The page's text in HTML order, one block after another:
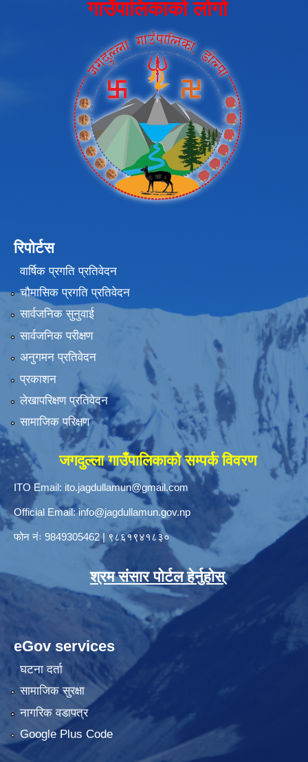
गाउँपालिकाको लोगो
रिपोर्टस
वार्षिक प्रगति प्रतिवेदन
चौमासिक प्रगति प्रतिवेदन
सार्वजनिक सुनुवाई
सार्वजनिक परीक्षण
अनुगमन प्रतिवेदन
प्रकाशन
लेखापरिक्षण प्रतिवेदन
सामाजिक परिक्षण
जगदुल्ला गाउँपालिकाको सम्पर्क विवरण
ITO Email: ito.jagdullamun@gmail.com
Official Email:info@jagdullamun.gov.np
फोन नंः 9849305462| ९८६१९४१८३०
श्रम संसार पोर्टल हेर्नुहोस्
eGov services
घटना दर्ता
सामाजिक सुरक्षा
नागरिक वडापत्र
Google Plus Code